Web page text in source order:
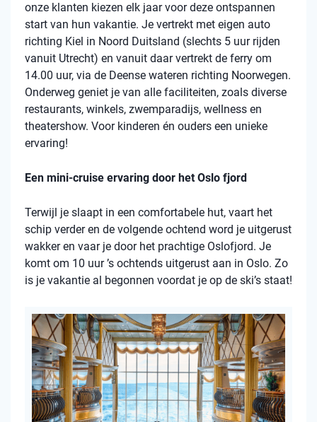
onze klanten kiezen elk jaar voor deze ontspannen
start van hun vakantie. Je vertrekt met eigen auto
richting Kiel in Noord Duitsland (slechts 5 uur rijden
vanuit Utrecht) en vanuit daar vertrekt de ferry om
14.00 uur, via de Deense wateren richting Noorwegen.
Onderweg geniet je van alle faciliteiten, zoals diverse
restaurants, winkels, zwemparadijs, wellness en
theatershow. Voor kinderen én ouders een unieke
ervaring!
Een mini-cruise ervaring door het Oslo fjord
Terwijl je slaapt in een comfortabele hut, vaart het
schip verder en de volgende ochtend word je uitgerust
wakker en vaar je door het prachtige Oslofjord. Je
komt om 10 uur ’s ochtends uitgerust aan in Oslo. Zo
is je vakantie al begonnen voordat je op de ski’s staat!